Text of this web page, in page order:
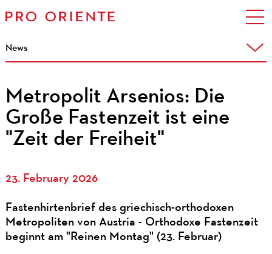
News
Metropolit Arsenios: Die
Große Fastenzeit ist eine
"Zeit der Freiheit"
23. February 2026
Fastenhirtenbrief des griechisch-orthodoxen
Metropoliten von Austria - Orthodoxe Fastenzeit
beginnt am "Reinen Montag" (23. Februar)